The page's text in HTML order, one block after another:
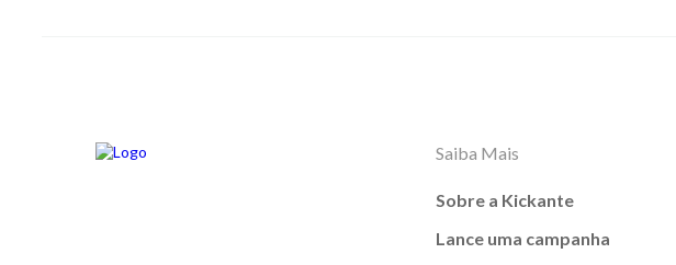
Saiba Mais
Sobre a Kickante
Lance uma campanha